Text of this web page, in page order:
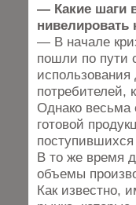
— Какие шаги
нивелировать
— В начале
пошли по пути
потребителей,
Однако весьма
готовой
В то же время
объемы
Как известно,